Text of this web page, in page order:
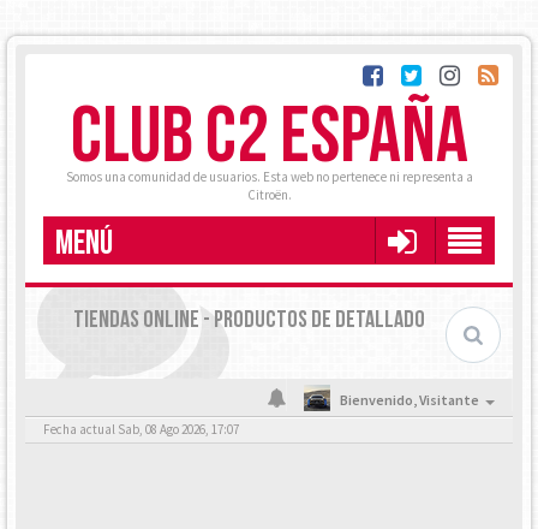
CLUB C2 ESPAÑA
Somos una comunidad de usuarios. Esta web no pertenece ni representa a
Citroën.
MENÚ
TIENDAS ONLINE - PRODUCTOS DE DETALLADO
Bienvenido,Visitante
Fecha actual Sab, 08 Ago 2026, 17:07